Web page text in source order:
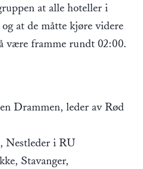
at alle hoteller i
at de måtte kjøre videre
være framme rundt 02:00.
Drammen, leder av Rød
Nestleder i RU
Stavanger,